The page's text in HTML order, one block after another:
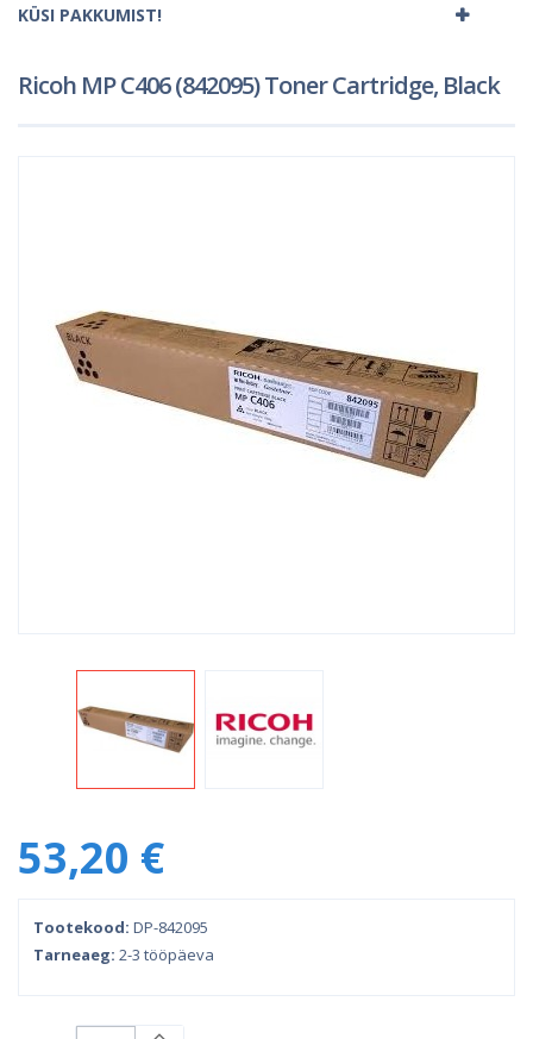
KÜSI PAKKUMIST!
Ricoh MP C406 (842095) Toner Cartridge, Black
53,20 €
Tootekood: DP-842095
Tarneaeg: 2-3 tööpäeva